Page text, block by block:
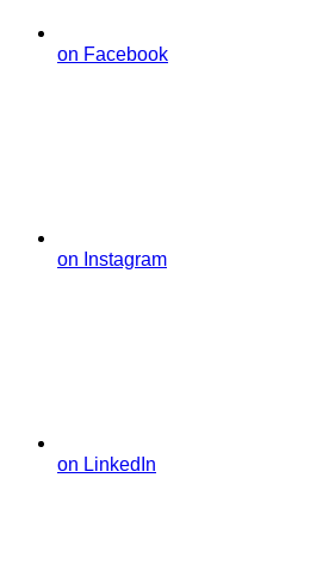
on Facebook
on Instagram
on LinkedIn